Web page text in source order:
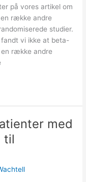
på vores artikel om
række andre
studier.
vi ikke at beta-
en række andre
med
til